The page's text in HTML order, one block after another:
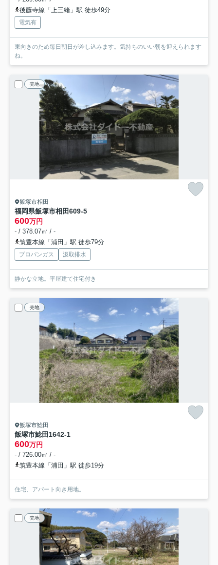
後藤寺線「上三緒」駅 徒歩49分
電気有
東向きのため毎日朝日が差し込みます。気持ちのいい朝を迎えられます
ね。
売地
飯塚市相田
福岡県飯塚市相田609-5
600万円
- / 378.07㎡ / -
筑豊本線「浦田」駅 徒歩79分
プロパンガス 汲取排水
静かな立地。平屋建て住宅付き
売地
飯塚市鯰田
飯塚市鯰田1642-1
600万円
- / 726.00㎡ / -
筑豊本線「浦田」駅 徒歩19分
住宅、アパート向き用地。
売地